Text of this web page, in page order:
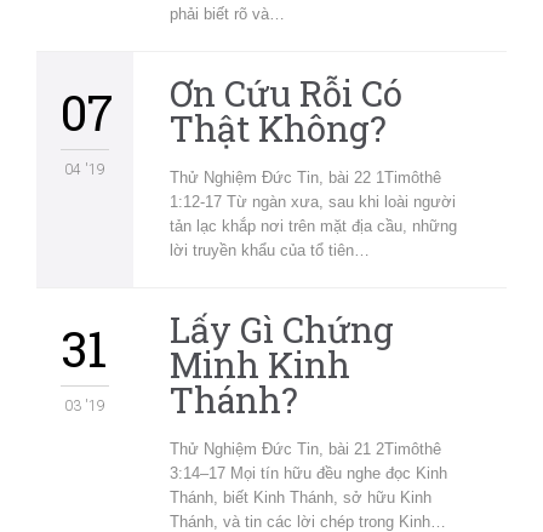
phải biết rõ và…
07
04 '19
Ơn Cứu Rỗi Có
Thật Không?
Thử Nghiệm Đức Tin, bài 22 1Timôthê
1:12-17 Từ ngàn xưa, sau khi loài người
tản lạc khắp nơi trên mặt địa cầu, những
lời truyền khẩu của tổ tiên…
31
03 '19
Lấy Gì Chứng
Minh Kinh
Thánh?
Thử Nghiệm Đức Tin, bài 21 2Timôthê
3:14–17 Mọi tín hữu đều nghe đọc Kinh
Thánh, biết Kinh Thánh, sở hữu Kinh
Thánh, và tin các lời chép trong Kinh…